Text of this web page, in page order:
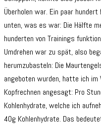
Überholen war. Ein paar
unten, was es war: Die Hälfte
hunderten von Trainings
Umdrehen war zu spät, also
herumzubasteln: Die
angeboten wurden, hatte ich
Kopfrechnen angesagt: Pro
Kohlenhydrate, welche ich
40g Kohlenhydrate. Das